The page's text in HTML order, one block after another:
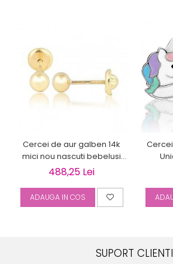
Cercei de aur galben 14k
mici nou nascuti bebelusi
Bilute 4mm
488,25 Lei
ADAUGA IN COS
SUPORT CLIENTI